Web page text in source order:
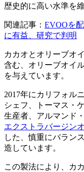
歴史的に高い水準を
関連記事： EVOOを
に有益、研究で判明
カカオとオリーブオ
含む、オリーブオイ
を与えています。
2017年にカリフォル
シェフ、トーマス・
生産者、アルマンド
エクストラバージン
した、慎重にバラン
造しています。
この製法により、カ